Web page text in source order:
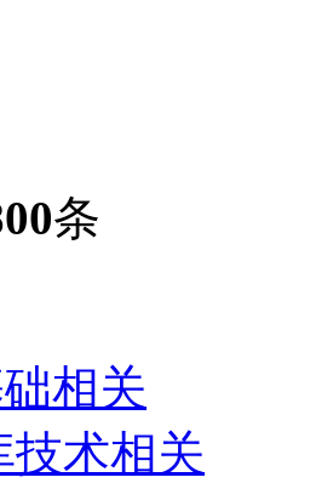
条
相关
技术相关